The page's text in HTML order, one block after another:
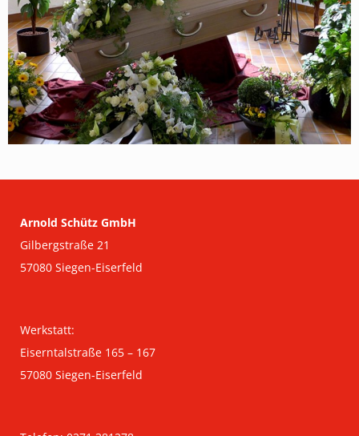
Arnold Schütz GmbH
Gilbergstraße 21
57080 Siegen-Eiserfeld
Werkstatt:
Eiserntalstraße 165 – 167
57080 Siegen-Eiserfeld